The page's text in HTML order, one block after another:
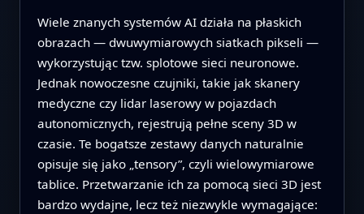
Wiele znanych systemów AI działa na płaskich
obrazach — dwuwymiarowych siatkach pikseli —
wykorzystując tzw. splotowe sieci neuronowe.
Jednak nowoczesne czujniki, takie jak skanery
medyczne czy lidar laserowy w pojazdach
autonomicznych, rejestrują pełne sceny 3D w
czasie. Te bogatsze zestawy danych naturalnie
opisuje się jako „tensory”, czyli wielowymiarowe
tablice. Przetwarzanie ich za pomocą sieci 3D jest
bardzo wydajne, lecz też niezwykle wymagające: